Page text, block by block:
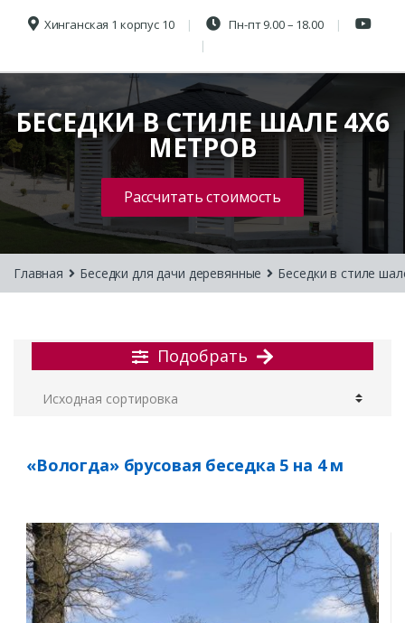
Хинганская 1 корпус 10 Пн-пт 9.00 – 18.00
БЕСЕДКИ В СТИЛЕ ШАЛЕ 4Х6
МЕТРОВ
Рассчитать стоимость
Главная Беседки для дачи деревянные Беседки в стиле
Подобрать
«Вологда» брусовая беседка 5 на 4 м